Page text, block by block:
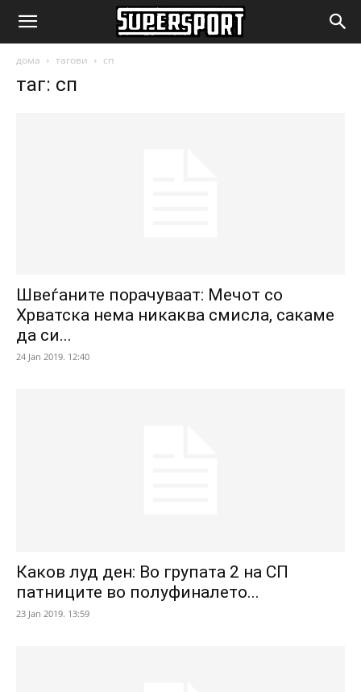
SuperSport.mk
дома тагови сп
таг: сп
Швеѓаните порачуваат: Мечот со
Хрватска нема никаква смисла, сакаме
да си...
24 Jan 2019. 12:40
Каков луд ден: Во групата 2 на СП
патниците во полуфиналето...
23 Jan 2019. 13:59